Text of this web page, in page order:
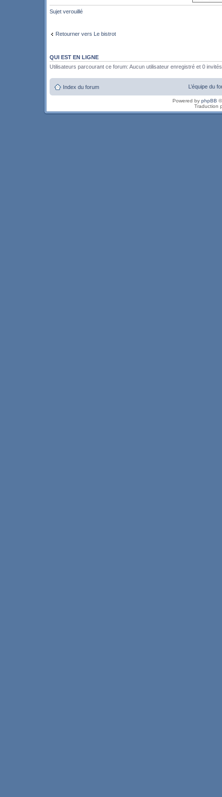
Sujet verouillé
Retourner vers Le bistrot
QUI EST EN LIGNE
Utilisateurs parcourant ce forum: Aucun utilisateur enregistré et 0 invités
Index du forum L’équipe du
Powered by phpBB
Traduction